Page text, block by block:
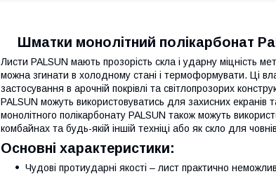
Шматки монолітний полікарбонат
Листи PALSUN мають прозорість скла і ударну міцність
можна згинати в холодному стані і термоформувати. Ці
застосування в арочній покрівлі та світлопрозорих
PALSUN можуть використовуватись для захисних екранів
монолітного полікарбонату PALSUN також можуть
комбайнах та будь-якій іншій техніці або як скло для
Основні характеристики:
Чудові протиударні якості – лист практично